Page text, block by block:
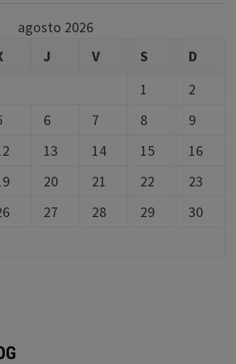
agosto 2026
J V S
D
1
2
6 7 8
9
13 14 15
16
20 21 22
23
27 28 29
30